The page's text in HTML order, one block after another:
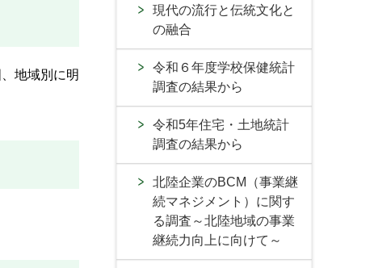
地域別に明
現代の流行と伝統文化と
の融合
令和６年度学校保健統計
調査の結果から
令和5年住宅・土地統計
調査の結果から
北陸企業のBCM（事業継
続マネジメント）に関す
る調査～北陸地域の事業
継続力向上に向けて～